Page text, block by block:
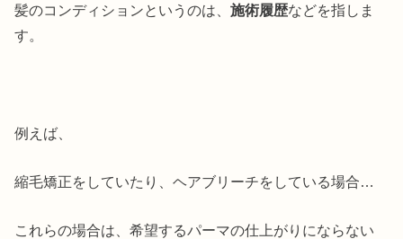
髪のコンディションというのは、施術履歴などを指しま
す。
例えば、
縮毛矯正をしていたり、ヘアブリーチをしている場合…
これらの場合は、希望するパーマの仕上がりにならない